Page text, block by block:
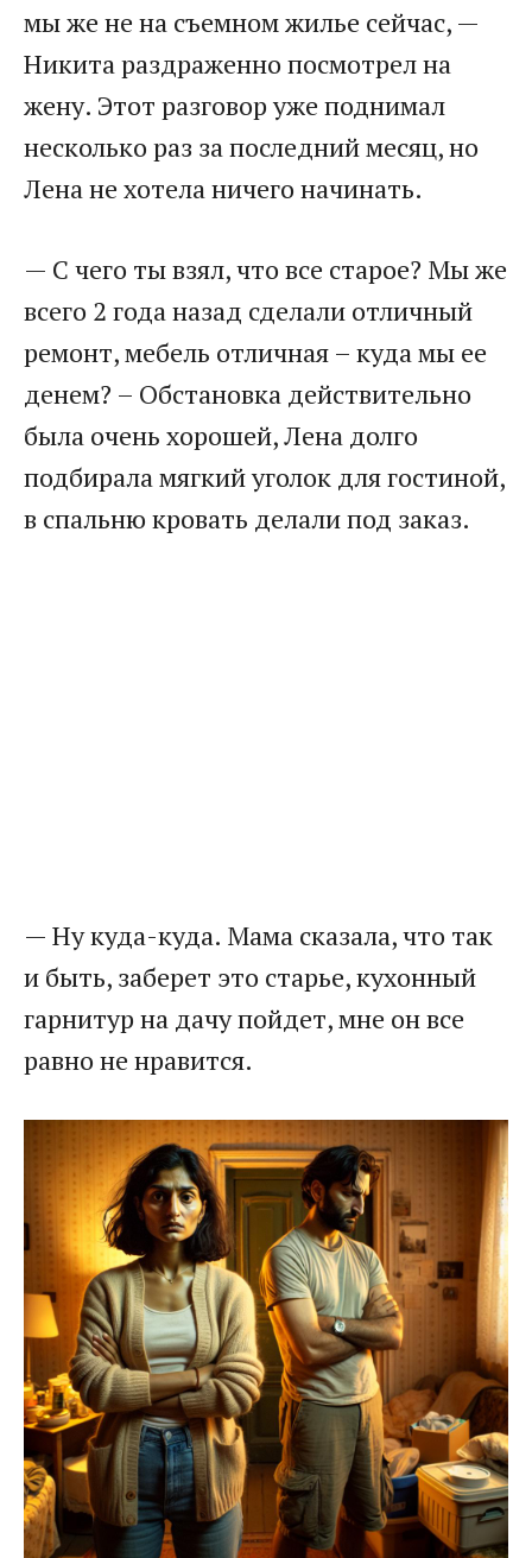
мы же не на съемном жилье сейчас, —
Никита раздраженно посмотрел на
жену. Этот разговор уже поднимал
несколько раз за последний месяц, но
Лена не хотела ничего начинать.
— С чего ты взял, что все старое? Мы же
всего 2 года назад сделали отличный
ремонт, мебель отличная – куда мы ее
денем? – Обстановка действительно
была очень хорошей, Лена долго
подбирала мягкий уголок для гостиной,
в спальню кровать делали под заказ.
— Ну куда-куда. Мама сказала, что так
и быть, заберет это старье, кухонный
гарнитур на дачу пойдет, мне он все
равно не нравится.